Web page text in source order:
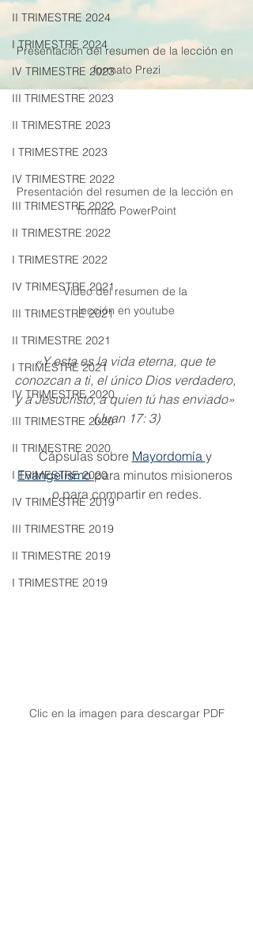
II TRIMESTRE 2024
I TRIMESTRE 2024
IV TRIMESTRE 2023
III TRIMESTRE 2023
II TRIMESTRE 2023
I TRIMESTRE 2023
IV TRIMESTRE 2022
III TRIMESTRE 2022
II TRIMESTRE 2022
I TRIMESTRE 2022
IV TRIMESTRE 2021
III TRIMESTRE 2021
II TRIMESTRE 2021
I TRIMESTRE 2021
IV TRIMESTRE 2020
III TRIMESTRE 2020
II TRIMESTRE 2020
I TRIMESTRE 2020
IV TRIMESTRE 2019
III TRIMESTRE 2019
II TRIMESTRE 2019
I TRIMESTRE 2019
Presentación del resumen de la lección en
formato Prezi
Presentación del resumen de la lección en
formato PowerPoint
Video del resumen de la
lección en youtube
«Y esta es la vida eterna, que te
conozcan a ti, el único Dios verdadero,
y a Jesucristo, a quien tú has enviado»
(Juan 17: 3)
Cápsulas sobre Mayordomía y
Evangelismo para minutos misioneros
o para compartir en redes.
Clic en la imagen para descargar PDF